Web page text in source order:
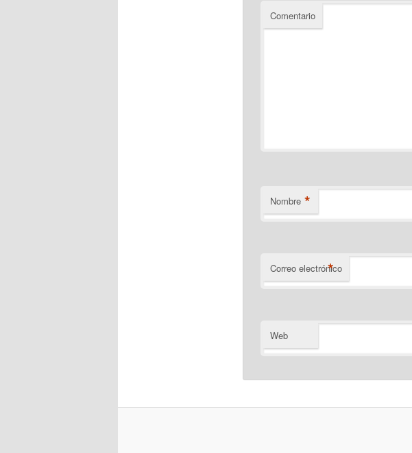
Comentario
Nombre *
Correo electrónico
*
Web